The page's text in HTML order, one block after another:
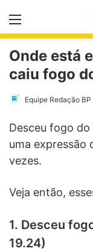
Menu
Onde está
caiu fogo
Equipe Redação BP
Desceu fogo
uma expressão
vezes.
Veja então,
1. Desceu
19.24)